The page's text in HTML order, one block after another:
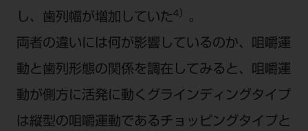
し、歯列幅が増加していた4）
。
両者の違いには何が影響しているのか、咀嚼運
動と歯列形態の関係を調在してみると、咀嚼運
動が側方に活発に動くグラインディングタイプ
は縦型の咀嚼運動であるチョッピングタイプと